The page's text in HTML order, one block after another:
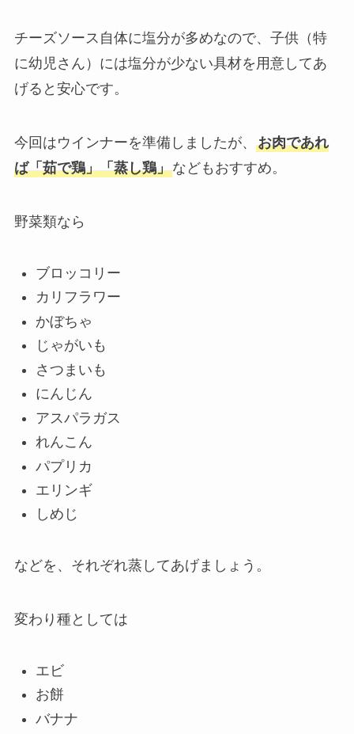
チーズソース自体に塩分が多めなので、子供（特
に幼児さん）には塩分が少ない具材を用意してあ
げると安心です。
今回はウインナーを準備しましたが、 お肉であれ
ば「茹で鶏」「蒸し鶏」などもおすすめ。
野菜類なら
ブロッコリー
カリフラワー
かぼちゃ
じゃがいも
さつまいも
にんじん
アスパラガス
れんこん
パプリカ
エリンギ
しめじ
などを、それぞれ蒸してあげましょう。
変わり種としては
エビ
お餅
バナナ